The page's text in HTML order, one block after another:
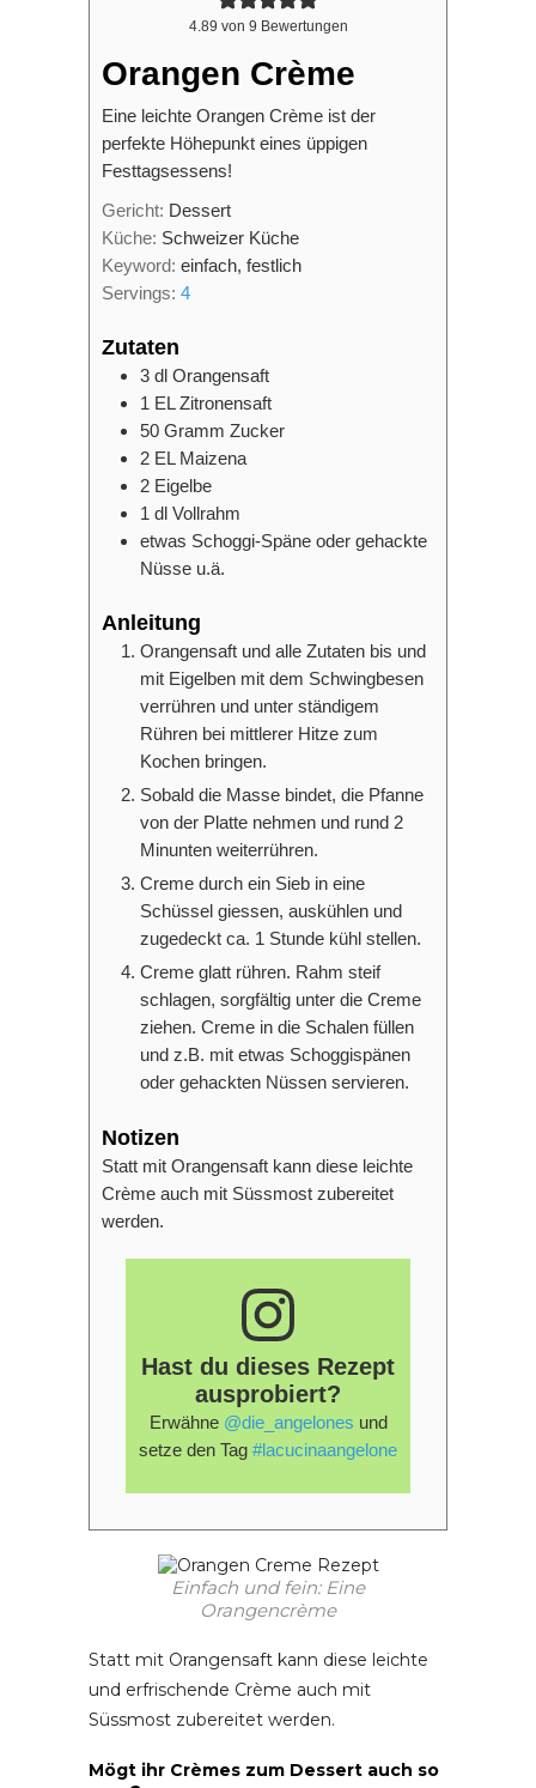
4.89 von 9 Bewertungen
Orangen Crème
Eine leichte Orangen Crème ist der
perfekte Höhepunkt eines üppigen
Festtagsessens!
Gericht: Dessert
Küche: Schweizer Küche
Keyword: einfach, festlich
Servings: 4
Zutaten
3 dl Orangensaft
1 EL Zitronensaft
50 Gramm Zucker
2 EL Maizena
2 Eigelbe
1 dl Vollrahm
etwas Schoggi-Späne oder gehackte
Nüsse u.ä.
Anleitung
Orangensaft und alle Zutaten bis und
mit Eigelben mit dem Schwingbesen
verrühren und unter ständigem
Rühren bei mittlerer Hitze zum
Kochen bringen.
Sobald die Masse bindet, die Pfanne
von der Platte nehmen und rund 2
Minunten weiterrühren.
Creme durch ein Sieb in eine
Schüssel giessen, auskühlen und
zugedeckt ca. 1 Stunde kühl stellen.
Creme glatt rühren. Rahm steif
schlagen, sorgfältig unter die Creme
ziehen. Creme in die Schalen füllen
und z.B. mit etwas Schoggispänen
oder gehackten Nüssen servieren.
Notizen
Statt mit Orangensaft kann diese leichte
Crème auch mit Süssmost zubereitet
werden.
Hast du dieses Rezept
ausprobiert?
Erwähne @die_angelones und
setze den Tag #lacucinaangelone
Einfach und fein: Eine
Orangencrème
Statt mit Orangensaft kann diese leichte
und erfrischende Crème auch mit
Süssmost zubereitet werden.
Mögt ihr Crèmes zum Dessert auch so